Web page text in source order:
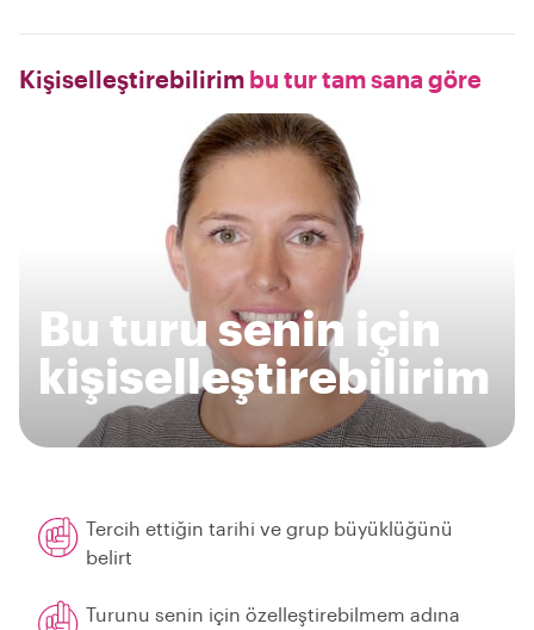
Kişiselleştirebilirim bu tur tam sana göre
Bu turu senin için
kişiselleştirebilirim
Tercih ettiğin tarihi ve grup büyüklüğünü
belirt
Turunu senin için özelleştirebilmem adına